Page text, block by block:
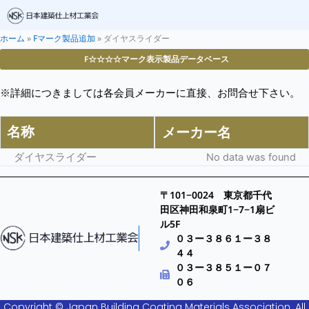
ホーム » Fマーク製品追加 » ダイヤスライダー
F☆☆☆☆マーク表示製品データベース
※詳細につきましては各会員メーカーに直接、お問合せ下さい。
名称 メーカー名
ダイヤスライダー No data was found
〒101−0024 東京都千代
田区神田和泉町1−7−1扇ビ
ル5F
０３ー３８６１ー３８
４４
０３ー３８５１ー０７
０６